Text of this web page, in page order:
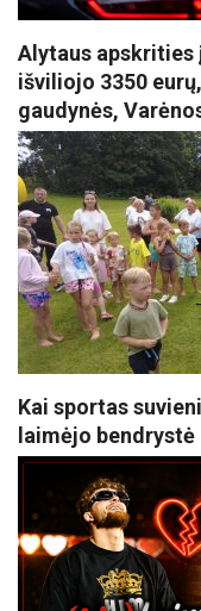
Alytaus apskrities
išviliojo 3350
gaudynės,
Kai sportas
laimėjo bendrystė